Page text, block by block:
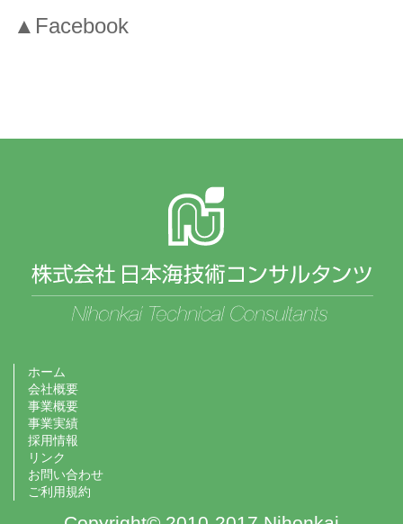
▲Facebook
ホーム
会社概要
事業概要
事業実績
採用情報
リンク
お問い合わせ
ご利用規約